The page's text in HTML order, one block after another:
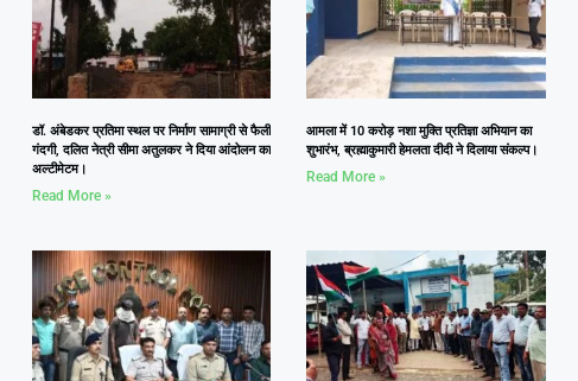
डॉ. अंबेडकर प्रतिमा स्थल पर निर्माण सामाग्री से फैली
गंदगी, दलित नेत्री सीमा अतुलकर ने दिया आंदोलन का
अल्टीमेटम।
Read More »
आमला में 10 करोड़ नशा मुक्ति प्रतिज्ञा अभियान का
शुभारंभ, ब्रह्माकुमारी हेमलता दीदी ने दिलाया संकल्प।
Read More »